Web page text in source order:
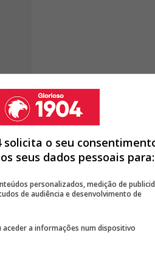
milhões de euros,
em 10 milhões de euros
de objetivos. Do
para o Benfica, que
meses, embora o Estrela da
NÚÑEZ ESGOTA OPÇÕES E
solicita o seu
seus dados pessoais para:
personalizados, medição de
de audiência e desenvolvimento de
a informações num dispositivo